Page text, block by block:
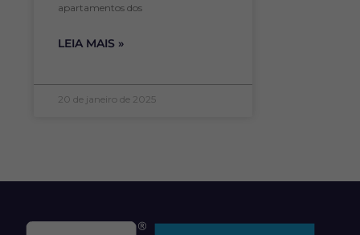
apartamentos dos
LEIA MAIS »
20 de janeiro de 2025